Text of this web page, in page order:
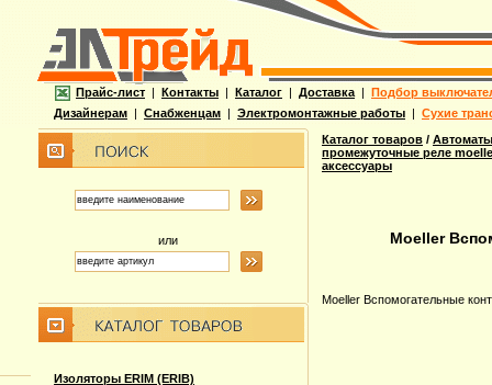
Прайс-лист | Контакты | Каталог | Доставка | Подбор
Дизайнерам | Снабженцам | Электромонтажные работы | Сухие
или
Изоляторы ERIM (ERIB)
Каталог товаров /
промежуточные реле
аксессуары
Moeller
Moeller Вспомогательные